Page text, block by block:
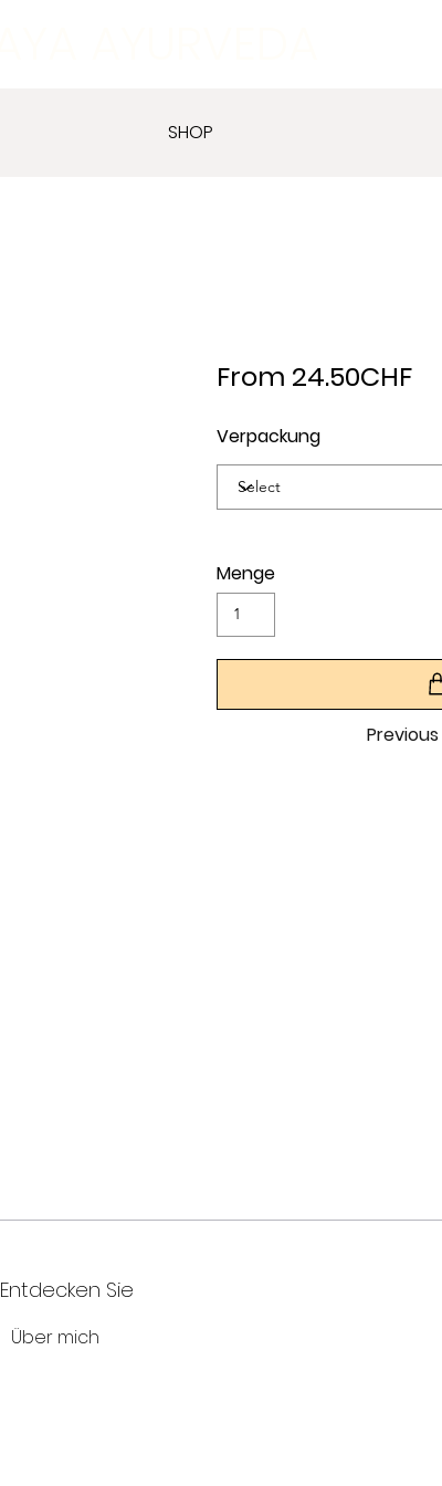
SHOP
Verpackung
From 24.50CHF
Menge
Previous
Entdecken Sie
Über mich